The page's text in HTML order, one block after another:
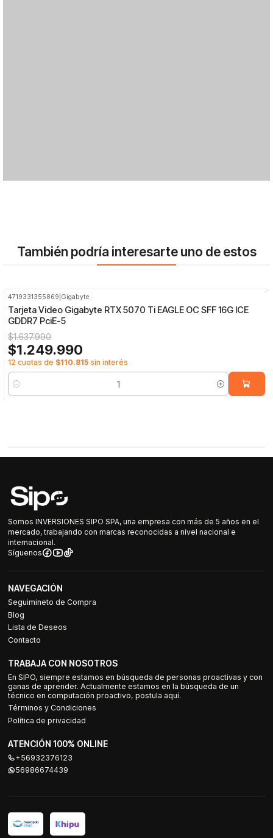
También podría interesarte uno de estos
4719331355869 Gigabyte
Tarjeta Video Gigabyte RTX 5070 Ti EAGLE OC SFF 16G ICE
GDDR7 PciE-5
$1.637.990
$1.249.990
12 cuotas de $110.815 sin interés
Cantidad
Somos INVERSIONES SIPO SPA, una empresa con más de 5 años en el
mercado, trabajando con marcas reconocidas a nivel nacional e
internacional.
Síguenos
NAVEGACIÓN
Seguimineto de Compra
Blog
Lista de Deseos
Contacto
TRABAJA CON NOSOTROS
En SIPO, siempre estamos en búsqueda de personas proactivas y con
ganas de aprender. Actualmente estamos en la búsqueda de un
técnico en computación proactivo, postula aquí.
Términos y Condiciones
Política de privacidad
ATENCIÓN 100% ONLINE
+56932376123
56986674439